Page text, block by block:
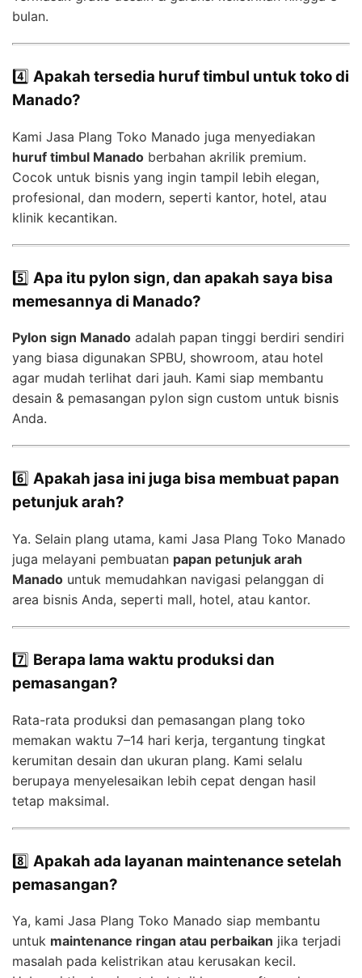
bulan.
4️⃣ Apakah tersedia huruf timbul untuk toko di
Manado?
Kami Jasa Plang Toko Manado juga menyediakan
huruf timbul Manado berbahan akrilik premium.
Cocok untuk bisnis yang ingin tampil lebih elegan,
profesional, dan modern, seperti kantor, hotel, atau
klinik kecantikan.
5️⃣ Apa itu pylon sign, dan apakah saya bisa
memesannya di Manado?
Pylon sign Manado adalah papan tinggi berdiri sendiri
yang biasa digunakan SPBU, showroom, atau hotel
agar mudah terlihat dari jauh. Kami siap membantu
desain & pemasangan pylon sign custom untuk bisnis
Anda.
6️⃣ Apakah jasa ini juga bisa membuat papan
petunjuk arah?
Ya. Selain plang utama, kami Jasa Plang Toko Manado
juga melayani pembuatan papan petunjuk arah
Manado untuk memudahkan navigasi pelanggan di
area bisnis Anda, seperti mall, hotel, atau kantor.
7️⃣ Berapa lama waktu produksi dan
pemasangan?
Rata-rata produksi dan pemasangan plang toko
memakan waktu 7–14 hari kerja, tergantung tingkat
kerumitan desain dan ukuran plang. Kami selalu
berupaya menyelesaikan lebih cepat dengan hasil
tetap maksimal.
8️⃣ Apakah ada layanan maintenance setelah
pemasangan?
Ya, kami Jasa Plang Toko Manado siap membantu
untuk maintenance ringan atau perbaikan jika terjadi
masalah pada kelistrikan atau kerusakan kecil.